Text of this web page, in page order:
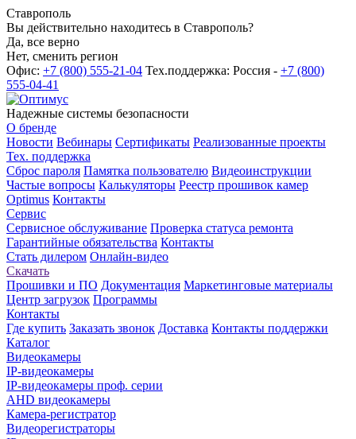
Ставрополь
Вы действительно находитесь в Ставрополь?
Да, все верно
Нет, сменить регион
Офис: +7 (800) 555-21-04 Тех.поддержка: Россия - +7 (800)
555-04-41
Надежные системы безопасности
О бренде
Новости Вебинары Сертификаты Реализованные проекты
Тех. поддержка
Сброс пароля Памятка пользователю Видеоинструкции
Частые вопросы Калькуляторы Реестр прошивок камер
Optimus Контакты
Сервис
Сервисное обслуживание Проверка статуса ремонта
Гарантийные обязательства Контакты
Стать дилером Онлайн-видео
Скачать
Прошивки и ПО Документация Маркетинговые материалы
Центр загрузок Программы
Контакты
Где купить Заказать звонок Доставка Контакты поддержки
Каталог
Видеокамеры
IP-видеокамеры
IP-видеокамеры проф. серии
AHD видеокамеры
Камера-регистратор
Видеорегистраторы